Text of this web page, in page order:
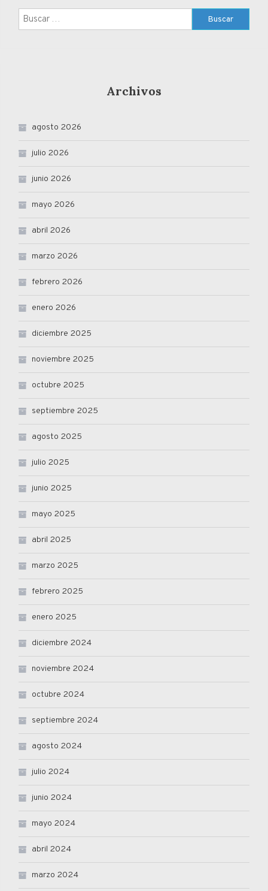
Buscar:
Archivos
agosto 2026
julio 2026
junio 2026
mayo 2026
abril 2026
marzo 2026
febrero 2026
enero 2026
diciembre 2025
noviembre 2025
octubre 2025
septiembre 2025
agosto 2025
julio 2025
junio 2025
mayo 2025
abril 2025
marzo 2025
febrero 2025
enero 2025
diciembre 2024
noviembre 2024
octubre 2024
septiembre 2024
agosto 2024
julio 2024
junio 2024
mayo 2024
abril 2024
marzo 2024